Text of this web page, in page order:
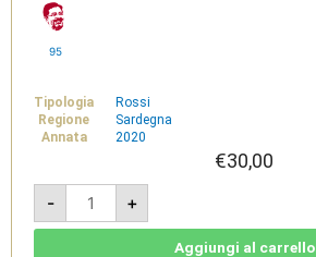
95
Tipologia
Rossi
Regione
Sardegna
Annata
2020
€30,00
-
Essentija
2020
-
Isola
+
Aggiungi al carrello